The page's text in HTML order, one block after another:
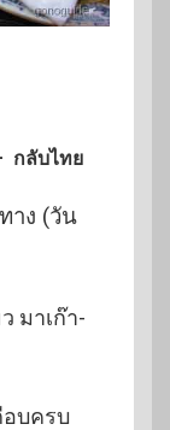
กลับไทย
าง (วัน
มาเก๊า-
อบครบ